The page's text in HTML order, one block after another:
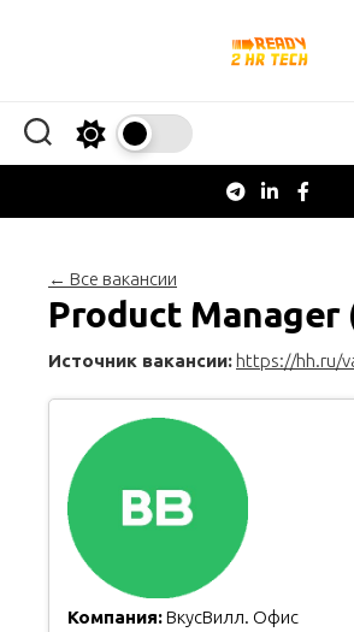
← Все вакансии
Product Manager
Источник вакансии: https://hh.ru/
Компания:ВкусВилл. Офис